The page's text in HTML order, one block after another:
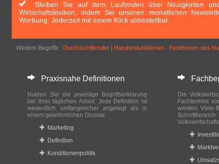
Bleiben Sie auf dem Laufenden über Neuigkeiten
Wirtschaftslexikon, indem Sie unseren monatlichen
Werbung. Jederzeit mit einem Klick abbestellbar.
Weitere Begriffe : Durchsichtfenster Handelsfunktionen - Funktionen des
Praxisnahe Definitionen
Nutzen Sie die jeweilige Begriffserklärung
bei Ihrer täglichen Arbeit. Jede Definition ist
wesentlich umfangreicher angelegt als in
einem gewöhnlichen Glossar.
Marketing
Definition
Konditionenpolitik
Die
Fachtermini
werden. Viele